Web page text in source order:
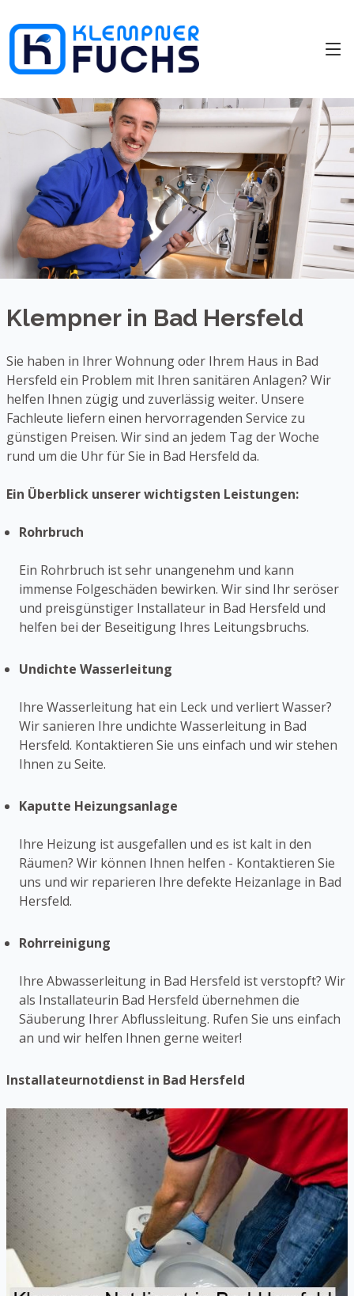
Klempner in Bad Hersfeld
Sie haben in Ihrer Wohnung oder Ihrem Haus in Bad
Hersfeld ein Problem mit Ihren sanitären Anlagen? Wir
helfen Ihnen zügig und zuverlässig weiter. Unsere
Fachleute liefern einen hervorragenden Service zu
günstigen Preisen. Wir sind an jedem Tag der Woche
rund um die Uhr für Sie in Bad Hersfeld da.
Ein Überblick unserer wichtigsten Leistungen:
Rohrbruch
Ein Rohrbruch ist sehr unangenehm und kann
immense Folgeschäden bewirken. Wir sind Ihr seröser
und preisgünstiger Installateur in Bad Hersfeld und
helfen bei der Beseitigung Ihres Leitungsbruchs.
Undichte Wasserleitung
Ihre Wasserleitung hat ein Leck und verliert Wasser?
Wir sanieren Ihre undichte Wasserleitung in Bad
Hersfeld. Kontaktieren Sie uns einfach und wir stehen
Ihnen zu Seite.
Kaputte Heizungsanlage
Ihre Heizung ist ausgefallen und es ist kalt in den
Räumen? Wir können Ihnen helfen - Kontaktieren Sie
uns und wir reparieren Ihre defekte Heizanlage in Bad
Hersfeld.
Rohrreinigung
Ihre Abwasserleitung in Bad Hersfeld ist verstopft? Wir
als Installateurin Bad Hersfeld übernehmen die
Säuberung Ihrer Abflussleitung. Rufen Sie uns einfach
an und wir helfen Ihnen gerne weiter!
Installateurnotdienst in Bad Hersfeld